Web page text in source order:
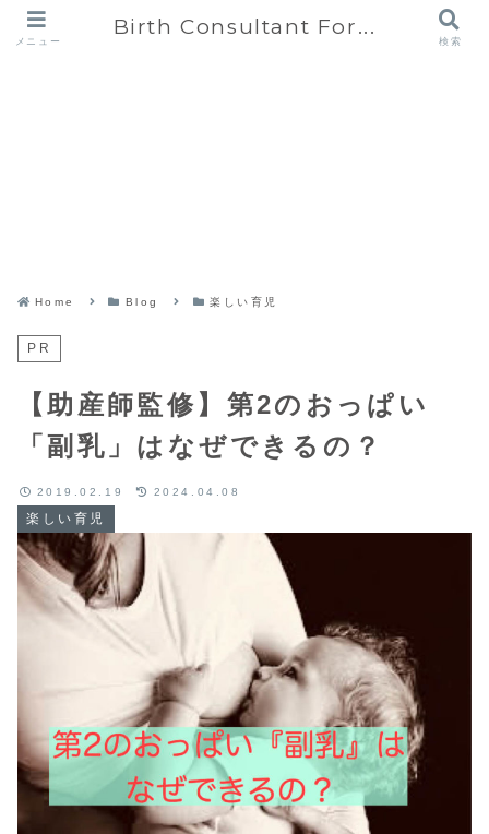
Home Blog 楽しい育児
PR
【助産師監修】第2のおっぱい
「副乳」はなぜできるの？
楽しい育児
2019.02.19 2024.04.08
メニュー
Birth Consultant For...
検索